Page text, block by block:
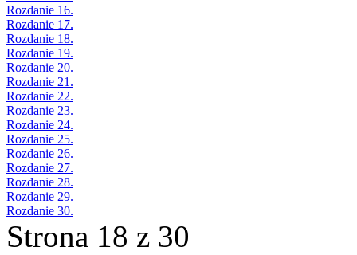
Rozdanie 16.
Rozdanie 17.
Rozdanie 18.
Rozdanie 19.
Rozdanie 20.
Rozdanie 21.
Rozdanie 22.
Rozdanie 23.
Rozdanie 24.
Rozdanie 25.
Rozdanie 26.
Rozdanie 27.
Rozdanie 28.
Rozdanie 29.
Rozdanie 30.
Strona 18 z 30